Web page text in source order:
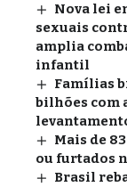
Nova lei
sexuais
amplia
infantil
Famílias
bilhões com
Mais de
ou furtados
Brasil